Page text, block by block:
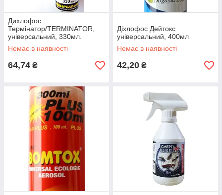
Дихлофос
Термінатор/TERMINATOR,
універсальний, 330мл.
Немає в наявності
64,74 ₴
Діхлофос Дейтокс
універсальний, 400мл
Немає в наявності
42,20 ₴